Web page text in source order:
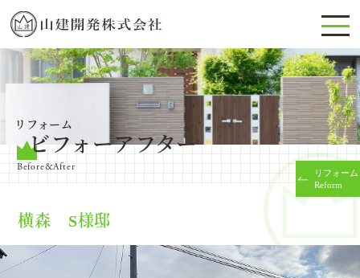
リフォーム
ビフォーアフター
Before&After
リフォーム
Reform
横森 S様邸